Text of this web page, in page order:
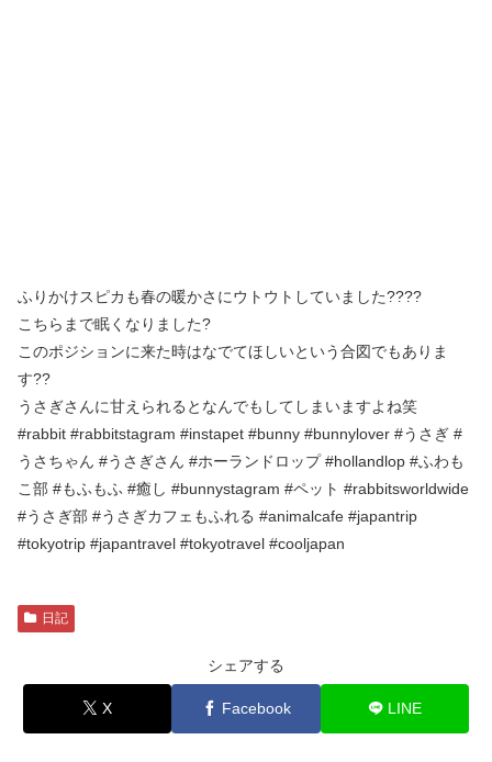
ふりかけスピカも春の暖かさにウトウトしていました????
こちらまで眠くなりました?
このポジションに来た時はなでてほしいという合図でもありま
す??
うさぎさんに甘えられるとなんでもしてしまいますよね笑
#rabbit #rabbitstagram #instapet #bunny #bunnylover #うさぎ #
うさちゃん #うさぎさん #ホーランドロップ #hollandlop #ふわも
こ部 #もふもふ #癒し #bunnystagram #ペット #rabbitsworldwide
#うさぎ部 #うさぎカフェもふれる #animalcafe #japantrip
#tokyotrip #japantravel #tokyotravel #cooljapan
日記
シェアする
X Facebook LINE